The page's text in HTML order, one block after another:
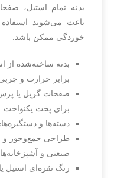
بدنه تمام استیل،
باعث می‌شوند
خوردگی ممکن باشد.
بدنه ساخته‌شده از
برابر حرارت و
صفحات گریل یا
برای پخت یکنواخت.
دسته‌ها و
طراحی جمع‌وجور و
صنعتی و
رنگ نقره‌ای استیل